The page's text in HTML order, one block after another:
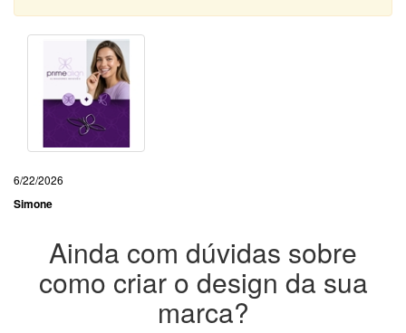
6/22/2026
Simone
Ainda com dúvidas sobre
como criar o design da sua
marca?